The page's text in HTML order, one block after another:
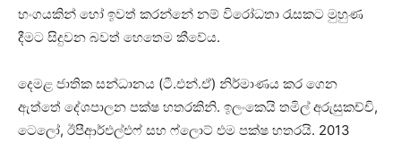
භංගයකින් හෝ ඉවත් කරන්නේ නම් විරෝධතා රැසකට මුහුණ
දීමට සිදුවන බවත් හෙතෙම කීවේය.
දෙමළ ජාතික සන්ධානය (ටී.එන්.ඒ) නිර්මාණය කර ගෙන
ඇත්තේ දේශපාලන පක්ෂ හතරකිනි. ඉලංකෙයි තමිල් අරුසුකච්චි,
ටෙලෝ, ඊපීආර්එල්එෆ් සහ ෆ්ලොට් එම පක්ෂ හතරයි. 2013